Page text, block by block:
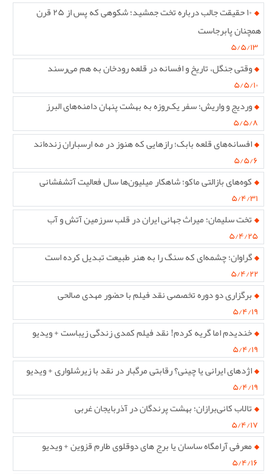
۱۰ حقیقت جالب درباره تخت جمشید؛ شکوهی که پس از ۲۵ قرن
همچنان پابرجاست
۵/۵/۱۳
وقتی جنگل، تاریخ و افسانه در قلعه رودخان به هم می‌رسند
۵/۵/۱۰
وردیج و واریش؛ سفر یک‌روزه به بهشت پنهان دامنه‌های البرز
۵/۵/۸
افسانه‌های قلعه بابک؛ رازهایی که هنوز در مه ارسباران زنده‌اند
۵/۵/۶
کوه‌های بازالتی ماکو؛ شاهکار میلیون‌ها سال فعالیت آتشفشانی
۵/۴/۳۱
تخت سلیمان؛ میراث جهانی ایران در قلب سرزمین آتش و آب
۵/۴/۲۵
گراوان؛ چشمه‌ای که سنگ را به هنر طبیعت تبدیل کرده است
۵/۴/۲۲
برگزاری دو دوره تخصصی نقد فیلم با حضور مهدی صالحی
۵/۴/۱۹
خندیدم اما گریه کردم! نقد فیلم کمدی زندگی زیباست + ویدیو
۵/۴/۱۹
اژدهای ایرانی یا چینی؟ رقابتی مرگبار در نقد با زیرشلواری + ویدیو
۵/۴/۱۹
تالاب کانی‌برازان؛ بهشت پرندگان در آذربایجان غربی
۵/۴/۱۷
معرفی آرامگاه ساسان یا برج های دوقلوی طارم قزوین + ویدیو
۵/۴/۱۶